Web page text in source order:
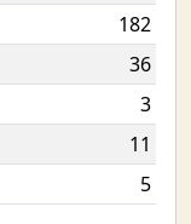
182
36
3
11
5